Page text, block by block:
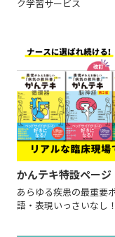
ク学習サービス
かんテキ特設ページ
あらゆる疾患の最重要
語・表現いっさいなし